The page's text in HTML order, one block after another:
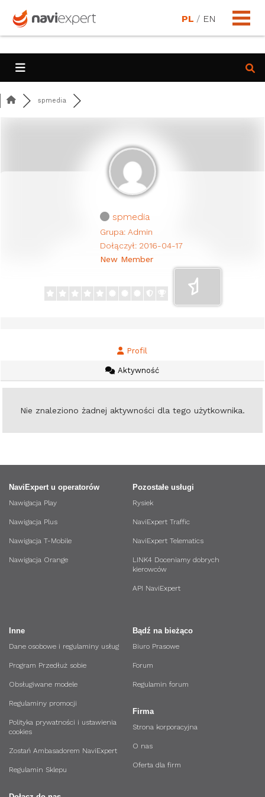
PL / EN
spmedia
spmedia
Grupa: Admin
Dołączył: 2016-04-17
New Member
Profil
Aktywność
Nie znaleziono żadnej aktywności dla tego użytkownika.
NaviExpert u operatorów
Nawigacja Play
Nawigacja Plus
Nawigacja T-Mobile
Nawigacja Orange
Pozostałe usługi
Rysiek
NaviExpert Traffic
NaviExpert Telematics
LINK4 Doceniamy dobrych
kierowców
API NaviExpert
Bądź na bieżąco
Biuro Prasowe
Forum
Regulamin forum
Firma
Strona korporacyjna
O nas
Oferta dla firm
Inne
Dane osobowe i regulaminy usług
Program Przedłuż sobie
Obsługiwane modele
Regulaminy promocji
Polityka prywatności i ustawienia
cookies
Zostań Ambasadorem NaviExpert
Regulamin Sklepu